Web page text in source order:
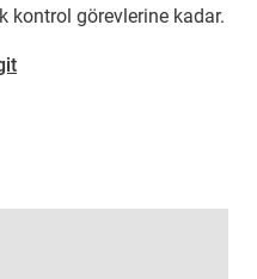
kontrol görevlerine kadar.